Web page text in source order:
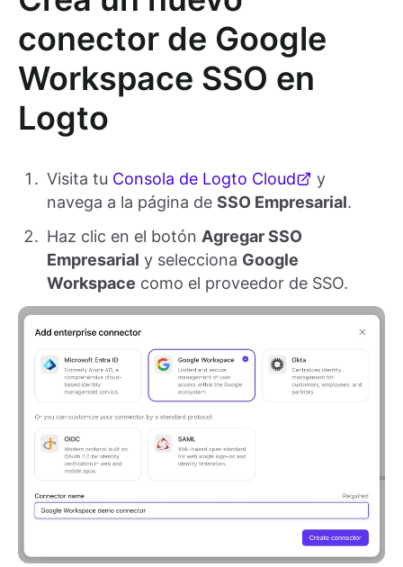
conector de Google
Workspace SSO en
Logto
Visita tu Consola de Logto Cloud
y
navega a la página de SSO Empresarial.
Haz clic en el botón Agregar SSO
Empresarial y selecciona Google
Workspace como el proveedor de SSO.